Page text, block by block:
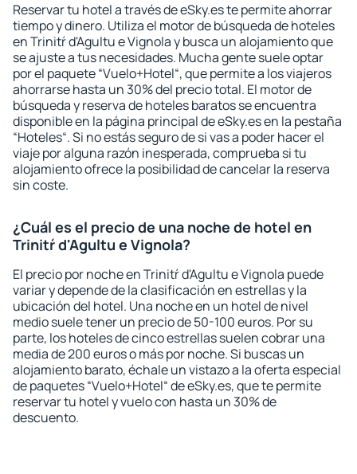
Reservar tu hotel a través de eSky.es te permite ahorrar
tiempo y dinero. Utiliza el motor de búsqueda de hoteles
en Trinitŕ d'Agultu e Vignola y busca un alojamiento que
se ajuste a tus necesidades. Mucha gente suele optar
por el paquete “Vuelo+Hotel“, que permite a los viajeros
ahorrarse hasta un 30% del precio total. El motor de
búsqueda y reserva de hoteles baratos se encuentra
disponible en la página principal de eSky.es en la pestaña
“Hoteles“. Si no estás seguro de si vas a poder hacer el
viaje por alguna razón inesperada, comprueba si tu
alojamiento ofrece la posibilidad de cancelar la reserva
sin coste.
¿Cuál es el precio de una noche de hotel en
Trinitŕ d'Agultu e Vignola?
El precio por noche en Trinitŕ d'Agultu e Vignola puede
variar y depende de la clasificación en estrellas y la
ubicación del hotel. Una noche en un hotel de nivel
medio suele tener un precio de 50-100 euros. Por su
parte, los hoteles de cinco estrellas suelen cobrar una
media de 200 euros o más por noche. Si buscas un
alojamiento barato, échale un vistazo a la oferta especial
de paquetes “Vuelo+Hotel“ de eSky.es, que te permite
reservar tu hotel y vuelo con hasta un 30% de
descuento.